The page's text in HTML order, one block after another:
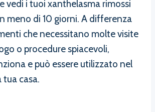
vedi i tuoi xanthelasma rimossi
meno di 10 giorni. A differenza
che necessitano molte visite
o procedure spiacevoli,
e può essere utilizzato nel
casa.